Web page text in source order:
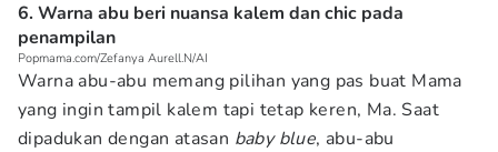
6. Warna abu beri nuansa kalem dan chic pada
penampilan
Popmama.com/Zefanya Aurell.N/AI
Warna abu-abu memang pilihan yang pas buat Mama
yang ingin tampil kalem tapi tetap keren, Ma. Saat
dipadukan dengan atasan baby blue, abu-abu